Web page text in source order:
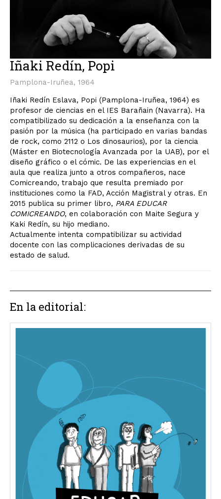
Iñaki Redín, Popi
Pamplona-Iruñea, 1964
Iñaki Redín Eslava, Popi (Pamplona-Iruñea, 1964) es
profesor de ciencias en el IES Barañain (Navarra). Ha
compatibilizado su dedicación a la enseñanza con la
pasión por la música (ha participado en varias bandas
de rock, como 2112 o Los dinosaurios), por la ciencia
(Máster en Biotecnología Avanzada por la UAB), por el
diseño gráfico o el cómic. De las experiencias en el
aula que realiza junto a otros compañeros, nace
Comicreando, trabajo que resulta premiado por
instituciones como la FAD, Acción Magistral y otras. En
2015 publica su primer libro, PARA EDUCAR
COMICREANDO, en colaboración con Maite Segura y
Kaki Redín, su hijo mediano.
Actualmente intenta compatibilizar su actividad
docente con las complicaciones derivadas de su
estado de salud.
En la editorial: